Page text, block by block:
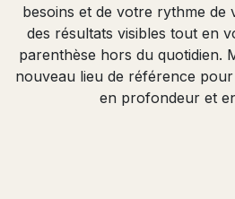
besoins et de votre rythme de
des résultats visibles tout en
parenthèse hors du quotidien.
nouveau lieu de référence
en profondeur et